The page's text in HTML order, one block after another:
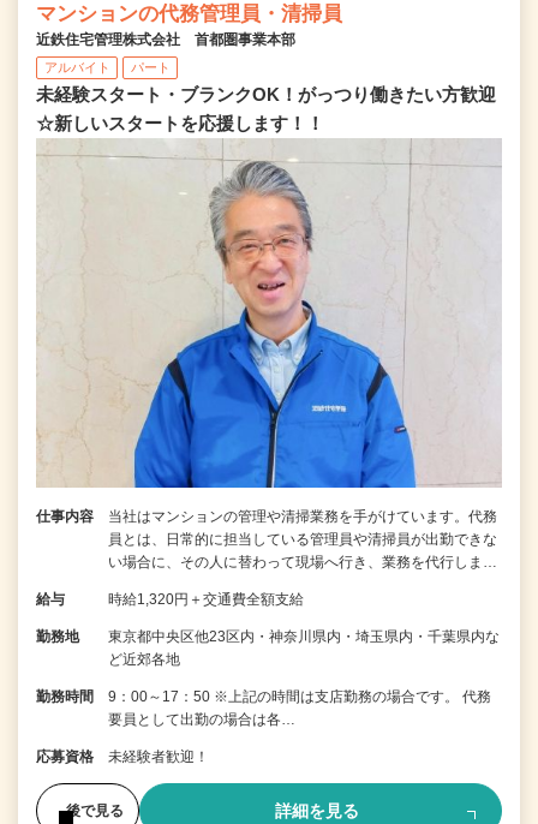
マンションの代務管理員・清掃員
近鉄住宅管理株式会社 首都圏事業本部
アルバイト パート
未経験スタート・ブランクOK！がっつり働きたい方歓迎
☆新しいスタートを応援します！！
仕事内容
当社はマンションの管理や清掃業務を手がけています。代務
員とは、日常的に担当している管理員や清掃員が出勤できな
い場合に、その人に替わって現場へ行き、業務を代行しま…
給与 時給1,320円＋交通費全額支給
勤務地
東京都中央区他23区内・神奈川県内・埼玉県内・千葉県内な
ど近郊各地
勤務時間
9：00～17：50 ※上記の時間は支店勤務の場合です。 代務
要員として出勤の場合は各…
応募資格 未経験者歓迎！
後で見る 詳細を見る